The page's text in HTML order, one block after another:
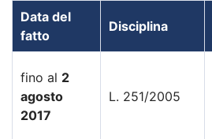
Data del
fatto
Disciplina
fino al 2
agosto
2017
L. 251/2005